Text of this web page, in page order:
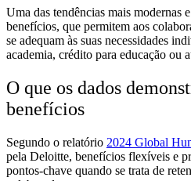
Uma das tendências mais modernas
benefícios, que permitem aos
se adequam às suas necessidades
academia, crédito para educação ou
O que os dados
benefícios
Segundo o relatório 2024 Global
pela Deloitte, benefícios flexíveis e
pontos-chave quando se trata de